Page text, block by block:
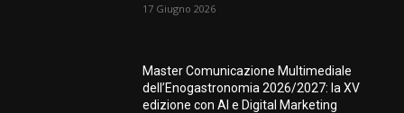
17 Giugno 2026
Master Comunicazione Multimediale
dell’Enogastronomia 2026/2027: la XV
edizione con AI e Digital Marketing